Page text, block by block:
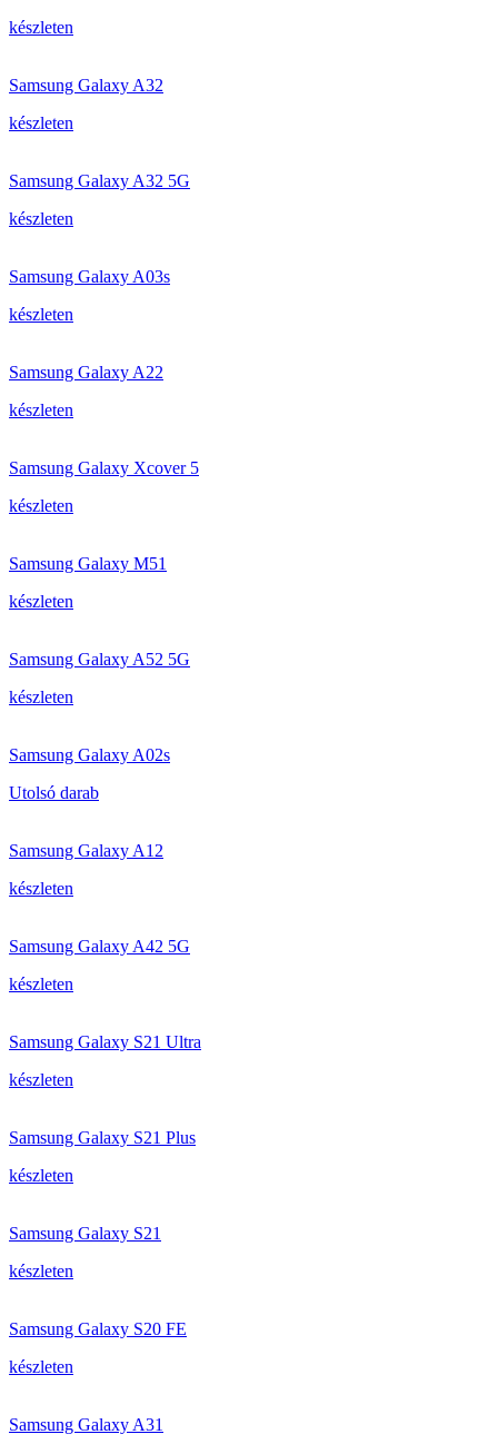
készleten
Samsung Galaxy A32
készleten
Samsung Galaxy A32 5G
készleten
Samsung Galaxy A03s
készleten
Samsung Galaxy A22
készleten
Samsung Galaxy Xcover 5
készleten
Samsung Galaxy M51
készleten
Samsung Galaxy A52 5G
készleten
Samsung Galaxy A02s
Utolsó darab
Samsung Galaxy A12
készleten
Samsung Galaxy A42 5G
készleten
Samsung Galaxy S21 Ultra
készleten
Samsung Galaxy S21 Plus
készleten
Samsung Galaxy S21
készleten
Samsung Galaxy S20 FE
készleten
Samsung Galaxy A31